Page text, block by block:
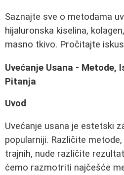
Saznajte sve o metodama
hijaluronska kiselina,
masno tkivo. Pročitajte
Uvećanje Usana - Metode,
Pitanja
Uvod
Uvećanje usana je estetski
popularniji. Različite
trajnih, nude različite
ćemo razmotriti najčešće